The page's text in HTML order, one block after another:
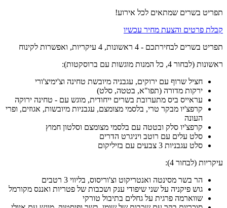
תפריט בשרים שמתאים לכל אירוע!
קבלת פרטים והצעת מחיר עכשיו
תפריט בשרים לבחירתכם - 4 ראשונות, 4 עיקריות, ואפשרות לקינוח
ראשונות (לבחור 4, כל המנות מוגשות עם ברוסקטות):
חציל שרוף עם ירוקים, עגבניה מיובשת טחינה וצ'ימיצ'ורי
ירקות מדורה (תפו"א, בטטה, סלט)
עראייס ביס מתערובת בשרים ייחודית, מוגש עם - טחינה ירוקה
קרפצ'יו מבקר טרי, בלסמי מצומצם, עגבניות מיובשות, אגוזים, ופרי
העונה
קרפצ'יו סלק ובטטה עם בלסמי מצומצם וסלטון חמוץ
סלט עלים עם רוטב ויניגרט הדרים
סלט עגבניות 3 צבעים עם בזיליקום
עיקריות (לבחור 4):
הר בשר מסינטה ואנטריקוט וצ'וריסוס, בליווי 3 רטבים
גוש פיקניה על שני שיפודי ענק ושכבות של פטריות ואננס מקורמל
שווארמה פרגית על גחלים בתיבול טורקי